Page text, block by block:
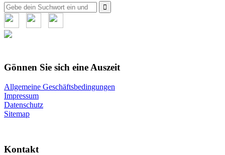
Suche
nach:
Gönnen Sie sich eine Auszeit
Allgemeine Geschäftsbedingungen
Impressum
Datenschutz
Sitemap
Kontakt